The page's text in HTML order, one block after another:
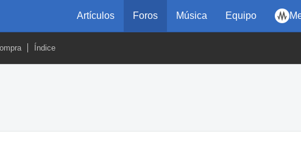
Artículos Foros Música Equipo
Índice